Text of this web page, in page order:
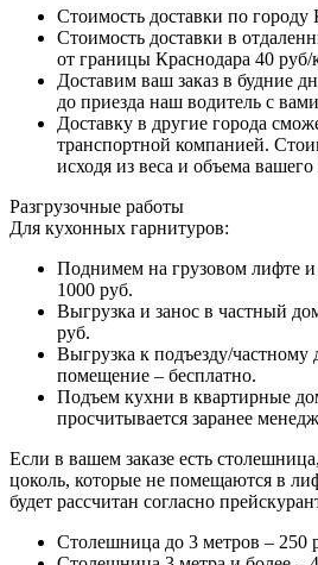
Стоимость доставки по городу
Стоимость доставки в
от границы Краснодара 40 руб/
Доставим ваш заказ в будние
до приезда наш водитель с
Доставку в другие города
транспортной компанией.
исходя из веса и объема вашего
Разгрузочные работы
Для кухонных гарнитуров:
Поднимем на грузовом лифте и
1000 руб.
Выгрузка и занос в частный
руб.
Выгрузка к подъезду/частному
помещение – бесплатно.
Подъем кухни в квартирные
просчитывается заранее
Если в вашем заказе есть
цоколь, которые не помещаются в
будет рассчитан согласно
Столешница до 3 метров – 250